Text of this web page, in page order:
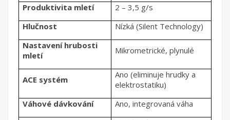
Produktivita mletí
2 – 3,5 g/s
Hlučnost
Nízká (Silent Technology)
Nastavení hrubosti
mletí
Mikrometrické, plynulé
ACE systém
Ano (eliminuje hrudky a
elektrostatiku)
Váhové dávkování
Ano, integrovaná váha